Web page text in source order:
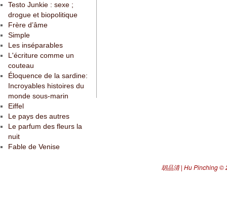
Testo Junkie : sexe ;
drogue et biopolitique
Frère d’âme
Simple
Les inséparables
L'écriture comme un
couteau
Éloquence de la sardine:
Incroyables histoires du
monde sous-marin
Eiffel
Le pays des autres
Le parfum des fleurs la
nuit
Fable de Venise
胡品清 | Hu Pinching©